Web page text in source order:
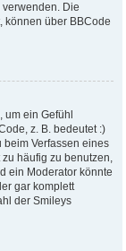
Die
können über BBCode
ein Gefühl
z. B. bedeutet :)
beim Verfassen eines
häufig zu benutzen,
ein Moderator könnte
gar komplett
der Smileys